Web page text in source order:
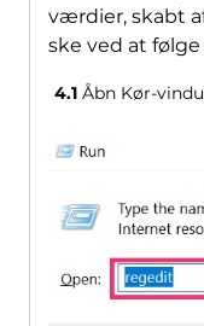
værdier, skabt
ske ved at
4.1 Åbn Kør-